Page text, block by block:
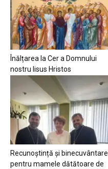
Înălțarea la Cer a Domnului
nostru Iisus Hristos
Recunoștință și binecuvântare
pentru mamele dătătoare de